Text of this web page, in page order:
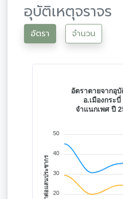
อุบัติเหตุจราจร
อัตรา จำนวน